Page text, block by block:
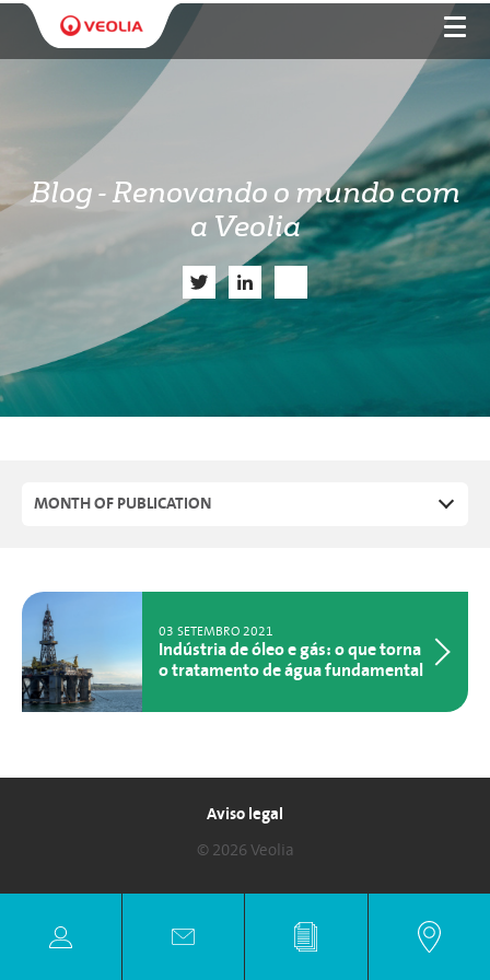
Blog - Renovando o mundo com
a Veolia
Twitter
LinkedIn
Share
MONTH OF PUBLICATION
03 SETEMBRO 2021
Indústria de óleo e gás: o que torna
o tratamento de água fundamental
Aviso legal
© 2026 Veolia